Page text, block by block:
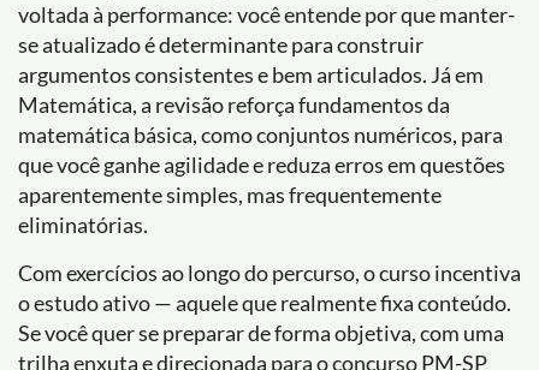
voltada à performance: você entende por que manter-
se atualizado é determinante para construir
argumentos consistentes e bem articulados. Já em
Matemática, a revisão reforça fundamentos da
matemática básica, como conjuntos numéricos, para
que você ganhe agilidade e reduza erros em questões
aparentemente simples, mas frequentemente
eliminatórias.
Com exercícios ao longo do percurso, o curso incentiva
o estudo ativo — aquele que realmente fixa conteúdo.
Se você quer se preparar de forma objetiva, com uma
trilha enxuta e direcionada para o concurso PM-SP